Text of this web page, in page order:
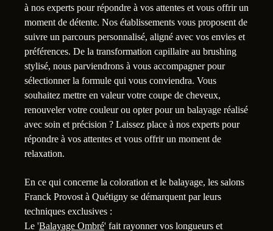
à nos experts pour répondre à vos attentes et vous offrir un
moment de détente. Nos établissements vous proposent de
suivre un parcours personnalisé, aligné avec vos envies et
préférences. De la transformation capillaire au brushing
stylisé, nous parviendrons à vous accompagner pour
sélectionner la formule qui vous conviendra. Vous
souhaitez mettre en valeur votre coupe de cheveux,
renouveler votre couleur ou opter pour un balayage réalisé
avec soin et précision ? Laissez place à nos experts pour
répondre à vos attentes et vous offrir un moment de
relaxation.
En ce qui concerne la coloration et le balayage, les salons
Franck Provost à Quétigny se démarquent par leurs
techniques exclusives :
Le 'Balayage Ombré' fait rayonner vos longueurs et